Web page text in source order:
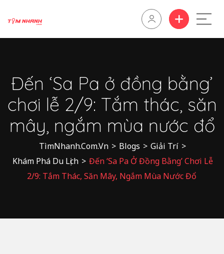
Đến ‘Sa Pa ở đồng bằng’
chơi lễ 2/9: Tắm thác, săn
mây, ngắm mùa nước đổ
TìmNhanh.Com.Vn > Blogs > Giải Trí >
Khám Phá Du Lịch > Đến ‘Sa Pa Ở Đồng Bằng’ Chơi Lễ
2/9: Tắm Thác, Săn Mây, Ngắm Mùa Nước Đổ